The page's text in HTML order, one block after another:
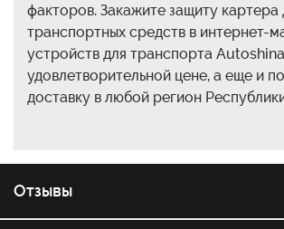
факторов. Закажите защиту картера
транспортных средств в интернет-
устройств для транспорта
удовлетворительной цене, а еще и
доставку в любой регион
Отзывы